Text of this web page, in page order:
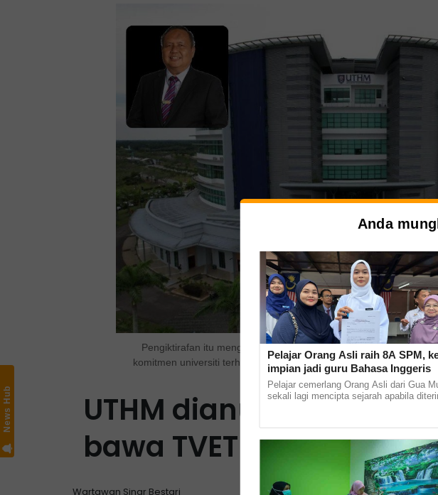
Pengiktirafan itu mengukuhkan lagi kepimpinan global UTHM
komitmen universiti terhadap penyelidikan, inovasi dan
UTHM dianugerah Kursi
bawa TVET ke
Wartawan Sinar Bestari
News Hub
Anda
Pelajar Orang Asli raih 8A SPM,
impian jadi guru Bahasa Inggeris
Pelajar cemerlang Orang Asli dari Gua
sekali lagi mencipta sejarah apabila